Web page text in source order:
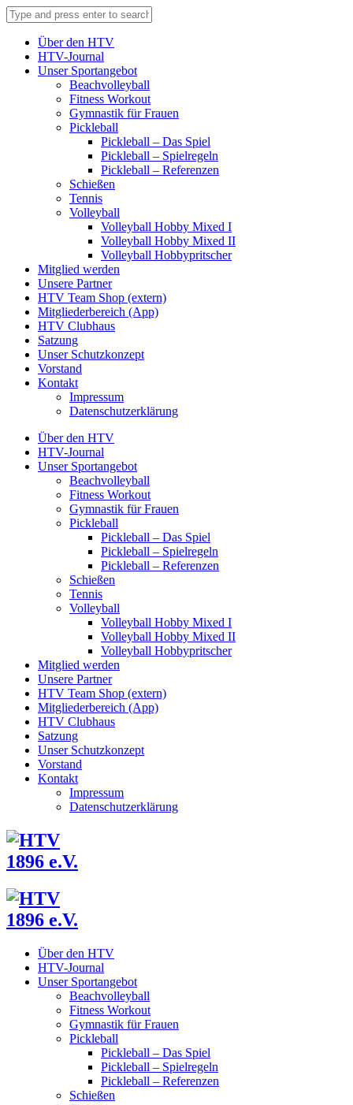
Über den HTV
HTV-Journal
Unser Sportangebot
Beachvolleyball
Fitness Workout
Gymnastik für Frauen
Pickleball
Pickleball – Das Spiel
Pickleball – Spielregeln
Pickleball – Referenzen
Schießen
Tennis
Volleyball
Volleyball Hobby Mixed I
Volleyball Hobby Mixed II
Volleyball Hobbypritscher
Mitglied werden
Unsere Partner
HTV Team Shop (extern)
Mitgliederbereich (App)
HTV Clubhaus
Satzung
Unser Schutzkonzept
Vorstand
Kontakt
Impressum
Datenschutzerklärung
Über den HTV
HTV-Journal
Unser Sportangebot
Beachvolleyball
Fitness Workout
Gymnastik für Frauen
Pickleball
Pickleball – Das Spiel
Pickleball – Spielregeln
Pickleball – Referenzen
Schießen
Tennis
Volleyball
Volleyball Hobby Mixed I
Volleyball Hobby Mixed II
Volleyball Hobbypritscher
Mitglied werden
Unsere Partner
HTV Team Shop (extern)
Mitgliederbereich (App)
HTV Clubhaus
Satzung
Unser Schutzkonzept
Vorstand
Kontakt
Impressum
Datenschutzerklärung
Über den HTV
HTV-Journal
Unser Sportangebot
Beachvolleyball
Fitness Workout
Gymnastik für Frauen
Pickleball
Pickleball – Das Spiel
Pickleball – Spielregeln
Pickleball – Referenzen
Schießen